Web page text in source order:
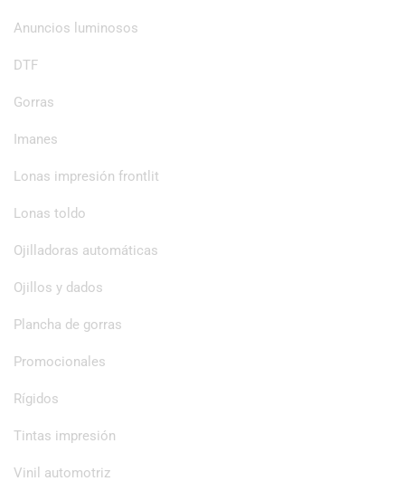
Anuncios luminosos
DTF
Gorras
Imanes
Lonas impresión frontlit
Lonas toldo
Ojilladoras automáticas
Ojillos y dados
Plancha de gorras
Promocionales
Rígidos
Tintas impresión
Vinil automotriz